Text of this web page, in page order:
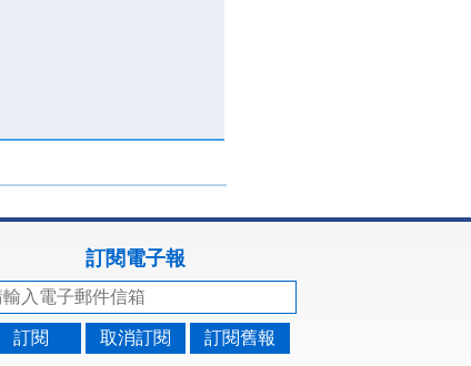
訂閱電子報
訂閱 取消訂閱 訂閱舊報